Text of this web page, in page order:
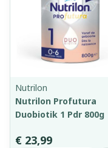
Nutrilon
Nutrilon Profutura
Duobiotik 1 Pdr 800g
€ 23,99